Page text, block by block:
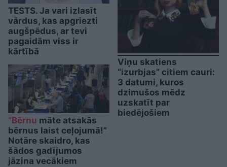
TESTS. Ja vari izlasīt
vārdus, kas apgriezti
augšpēdus, ar tevi
pagaidām viss ir
kārtībā
“Bērnu māte atsakās
bērnus laist ceļojumā!”
Notāre skaidro, kas
šādos gadījumos
jāzina vecākiem
Viņu skatiens
“izurbjas” citiem cauri:
3 datumi, kuros
dzimušos mēdz
uzskatīt par
biedējošiem